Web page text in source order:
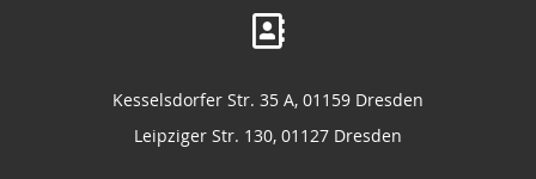
Kesselsdorfer Str. 35 A, 01159 Dresden
Leipziger Str. 130, 01127 Dresden